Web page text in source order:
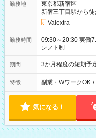
勤務地
東京都新宿区
新宿三丁目駅から徒
Valextra
勤務時間
09:30～20:30 実働7.5時間／休憩1.5時間 営業時間に合わせた
シフト制
期間 3か月程度の短期予
特徴 副業・WワークOK /
気になる！